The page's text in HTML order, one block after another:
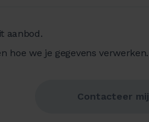
aanbod.
hoe we je gegevens verwerken.
Contacteer mij